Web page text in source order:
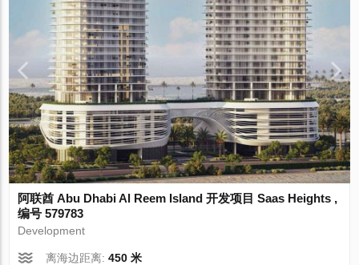
阿联酋 Abu Dhabi Al Reem Island 开发项目 Saas Heights ,
编号 579783
Development
离海边距离:450 米